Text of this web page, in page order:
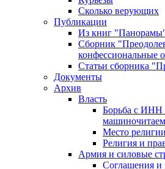
Сколько верующих
Публикации
Из книг
Сборник
конфессиональные
Статьи сборника
Документы
Архив
Власть
Борьба с ИНН
Место
Религия и
Армия и силовые
Соглашения и